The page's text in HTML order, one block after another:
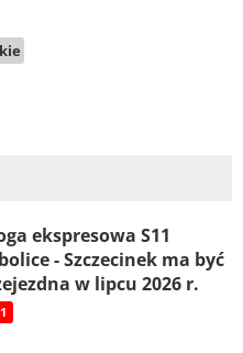
ekspresowa S11
- Szczecinek ma być
w lipcu 2026 r.